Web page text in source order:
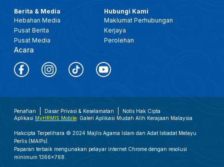
Berita & Media
Hebahan Media
Pusat Berita
Pusat Media
Acara
Hubungi Kami
Maklumat Perhubungan
Kerjaya
Perolehan
Penafian Dasar Privasi & Keselamatan
Notis Hak Cipta
Aplikasi MyHRMIS Mobile: Galeri Aplikasi Mudah Alih Kerajaan Malaysia
Hakcipta Terpelihara © 2024 Majlis Agama Islam dan Adat Istiadat Melayu
Perlis (MAIPs).
Paparan terbaik mengunakan pelayar internet Chrome dengan resolusi
minimum 1366x768.